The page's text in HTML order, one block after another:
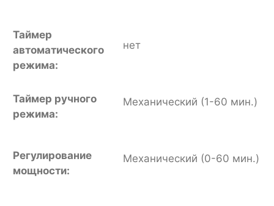
Таймер
автоматического
режима:
нет
Таймер ручного
режима:
Механический (1-60 мин.)
Регулирование
мощности:
Механический (0-60 мин.)